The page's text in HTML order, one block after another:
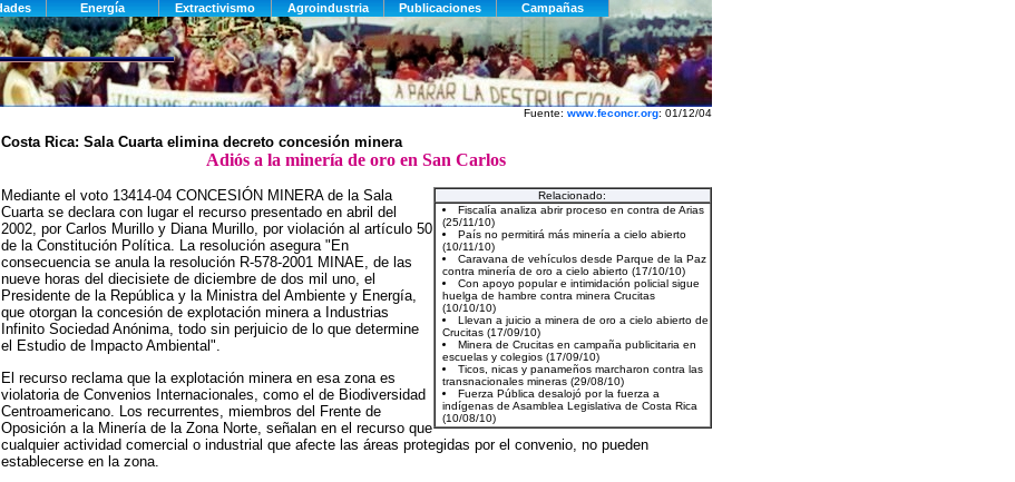
Fuente: www.feconcr.org: 01/12/04
Costa Rica: Sala Cuarta elimina decreto concesión minera
Adiós a la minería de oro en San Carlos
Relacionado:
Mediante el voto 13414-04 CONCESIÓN MINERA de la Sala
Cuarta se declara con lugar el recurso presentado en abril del
2002, por Carlos Murillo y Diana Murillo, por violación al artículo 50
de la Constitución Política. La resolución asegura "En
consecuencia se anula la resolución R-578-2001 MINAE, de las
nueve horas del diecisiete de diciembre de dos mil uno, el
Presidente de la República y la Ministra del Ambiente y Energía,
que otorgan la concesión de explotación minera a Industrias
Infinito Sociedad Anónima, todo sin perjuicio de lo que determine
el Estudio de Impacto Ambiental".
El recurso reclama que la explotación minera en esa zona es
violatoria de Convenios Internacionales, como el de Biodiversidad
Centroamericano. Los recurrentes, miembros del Frente de
Oposición a la Minería de la Zona Norte, señalan en el recurso que
cualquier actividad comercial o industrial que afecte las áreas protegidas por el convenio, no pueden
establecerse en la zona.